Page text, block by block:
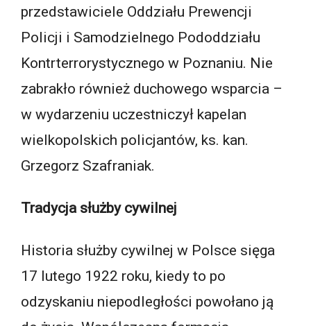
przedstawiciele Oddziału Prewencji
Policji i Samodzielnego Pododdziału
Kontrterrorystycznego w Poznaniu. Nie
zabrakło również duchowego wsparcia –
w wydarzeniu uczestniczył kapelan
wielkopolskich policjantów, ks. kan.
Grzegorz Szafraniak.
Tradycja służby cywilnej
Historia służby cywilnej w Polsce sięga
17 lutego 1922 roku, kiedy to po
odzyskaniu niepodległości powołano ją